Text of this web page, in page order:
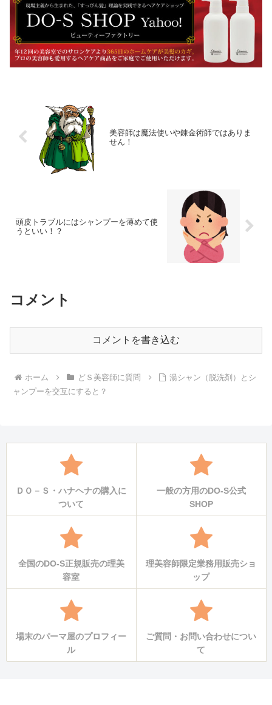
美容師は魔法使いや錬金術師ではありま
せん！
頭皮トラブルにはシャンプーを薄めて使
うといい！？
コメント
コメントを書き込む
ホーム どＳ美容師に質問
湯シャン（脱洗剤）とシ
ャンプーを交互にすると？
ＤＯ－Ｓ・ハナヘナの購入に
ついて
一般の方用のDO-S公式
SHOP
全国のDO-S正規販売の理美
容室
理美容師限定業務用販売ショ
ップ
場末のパーマ屋のプロフィー
ル
ご質問・お問い合わせについ
て